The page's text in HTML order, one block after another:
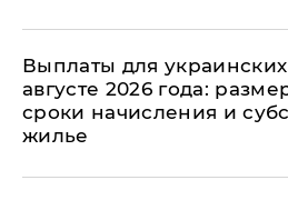
Выплаты для
августе 2026 года:
сроки начисления и
жилье